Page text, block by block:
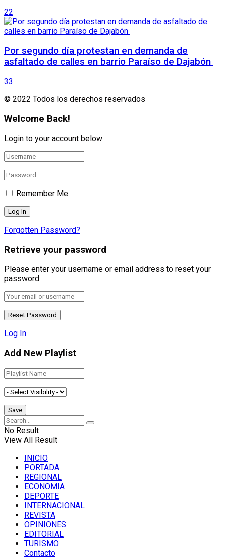
22
Por segundo día protestan en demanda de
asfaltado de calles en barrio Paraíso de Dajabón
33
© 2022 Todos los derechos reservados
Welcome Back!
Login to your account below
Remember Me
Forgotten Password?
Retrieve your password
Please enter your username or email address to reset your
password.
Log In
Add New Playlist
No Result
View All Result
INICIO
PORTADA
REGIONAL
ECONOMIA
DEPORTE
INTERNACIONAL
REVISTA
OPINIONES
EDITORIAL
TURISMO
Contacto